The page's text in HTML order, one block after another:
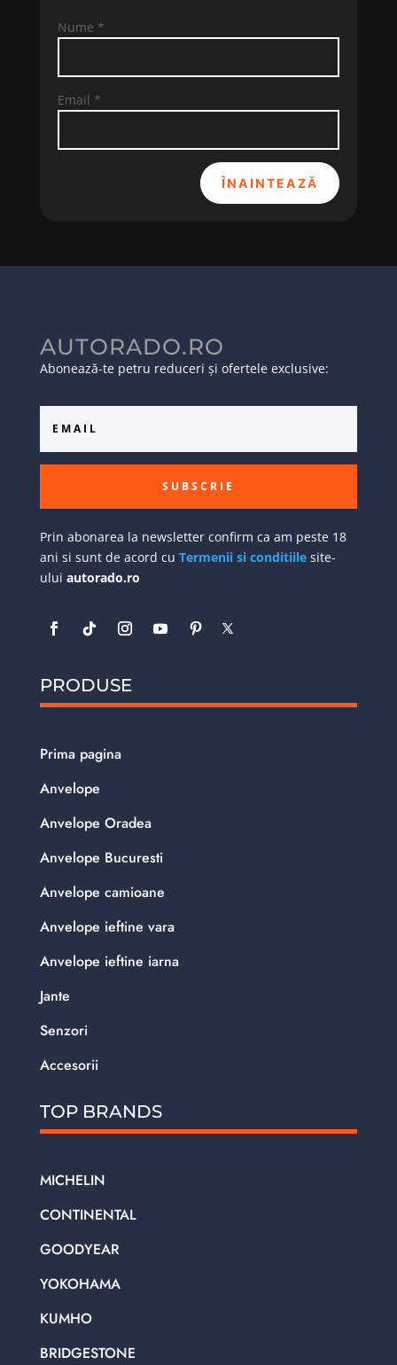
Nume *
Email *
ÎNAINTEAZĂ
AUTORADO.RO
Abonează-te petru reduceri și ofertele exclusive:
SUBSCRIE
Prin abonarea la newsletter confirm ca am peste 18
ani si sunt de acord cu Termenii si conditiilesite-
ului autorado.ro
PRODUSE
Prima pagina
Anvelope
Anvelope Oradea
Anvelope Bucuresti
Anvelope camioane
Anvelope ieftine vara
Anvelope ieftine iarna
Jante
Senzori
Accesorii
TOP BRANDS
MICHELIN
CONTINENTAL
GOODYEAR
YOKOHAMA
KUMHO
BRIDGESTONE